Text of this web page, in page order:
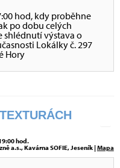
hod, kdy proběhne
po dobu celých
shlédnutí výstava o
Lokálky č. 297
Hory
hod.
a.s., Kavárna SOFIE, Jeseník |Mapa